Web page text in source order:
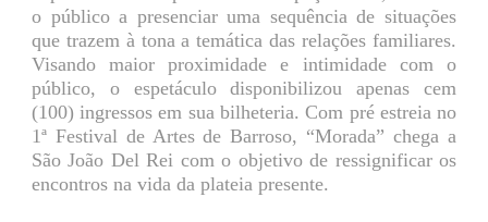
o público a presenciar uma sequência de situações
que trazem à tona a temática das relações familiares.
Visando maior proximidade e intimidade com o
público, o espetáculo disponibilizou apenas cem
(100) ingressos em sua bilheteria. Com pré estreia no
1ª Festival de Artes de Barroso, “Morada” chega a
São João Del Rei com o objetivo de ressignificar os
encontros na vida da plateia presente.